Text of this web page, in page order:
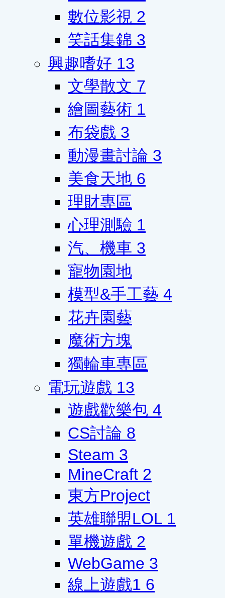
數位影視 2
笑話集錦 3
興趣嗜好 13
文學散文 7
繪圖藝術 1
布袋戲 3
動漫畫討論 3
美食天地 6
理財專區
心理測驗 1
汽、機車 3
寵物園地
模型&手工藝 4
花卉園藝
魔術方塊
獨輪車專區
電玩遊戲 13
遊戲歡樂包 4
CS討論 8
Steam 3
MineCraft 2
東方Project
英雄聯盟LOL 1
單機遊戲 2
WebGame 3
線上遊戲1 6